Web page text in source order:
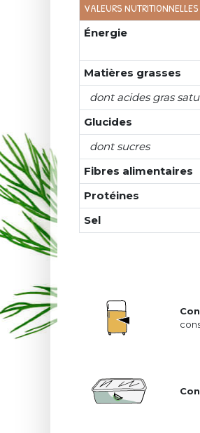
VALEURS
Énergie
Matières grasses
dont acides gras
Glucides
dont sucres
Fibres alimentaires
Protéines
Sel